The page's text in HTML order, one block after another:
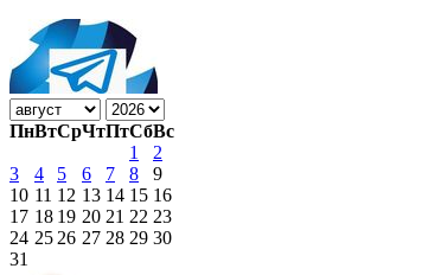
ПнВтСрЧтПтСбВс
1
2
3
4 5 6 7 8
9
10 11 12 13 14 15 16
17 18 19 20 21 22 23
24 25 26 27 28 29 30
31